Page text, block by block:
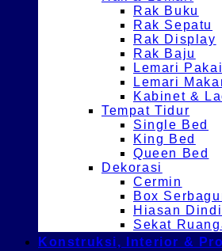
Rak Buku
Rak Sepatu
Rak Display
Rak Baju
Lemari
Lemari
Kabinet &
Tempat Tidur
Single Bed
King Bed
Queen Bed
Dekorasi
Cermin
Box
Hiasan
Sekat
Konstruksi, Interior &